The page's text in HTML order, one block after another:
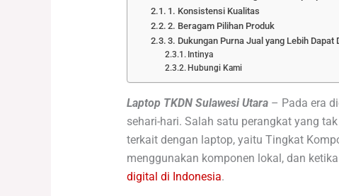
1. Konsistensi Kualitas
2. Beragam Pilihan Produk
3. Dukungan Purna Jual yang Lebih Dapat
Intinya
Hubungi Kami
Laptop TKDN Sulawesi Utara– Pada era
sehari-hari. Salah satu perangkat yang
terkait dengan laptop, yaitu Tingkat
menggunakan komponen lokal, dan
digital di Indonesia.